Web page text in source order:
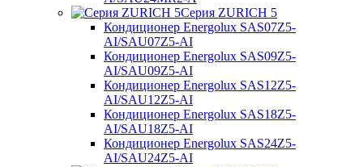
Серия ZURICH 5
Кондиционер Energolux SAS07Z5-
AI/SAU07Z5-AI
Кондиционер Energolux SAS09Z5-
AI/SAU09Z5-AI
Кондиционер Energolux SAS12Z5-
AI/SAU12Z5-AI
Кондиционер Energolux SAS18Z5-
AI/SAU18Z5-AI
Кондиционер Energolux SAS24Z5-
AI/SAU24Z5-AI